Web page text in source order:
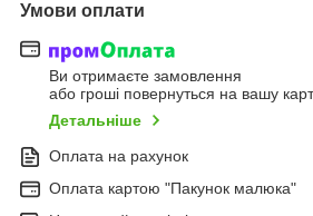
Умови оплати
Ви отримаєте замовлення
або гроші повернуться на вашу
Детальніше
Оплата на рахунок
Оплата картою "Пакунок малюка"